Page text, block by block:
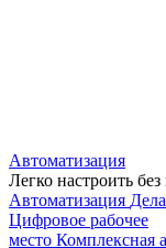
Автоматизация
Легко настроить
Автоматизация
Цифровое рабочее
место Комплексная